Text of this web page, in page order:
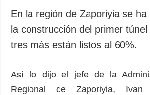
En la región de Zaporiyia se ha
la construcción del primer
tres más están listos al 60%.
Así lo dijo el jefe de la
Regional de Zaporiyia, Ivan